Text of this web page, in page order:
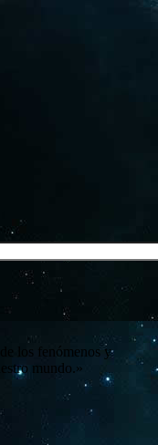
los fenómenos y
mundo.»